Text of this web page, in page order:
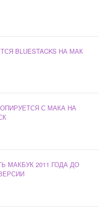
BLUESTACKS НА МАК
С МАКА НА
МАКБУК 2011 ГОДА ДО